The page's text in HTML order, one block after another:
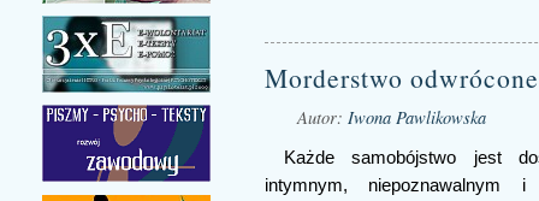
Morderstwo
Autor: Iwona Pawlikowska
Każde samobójstwo jest
intymnym,